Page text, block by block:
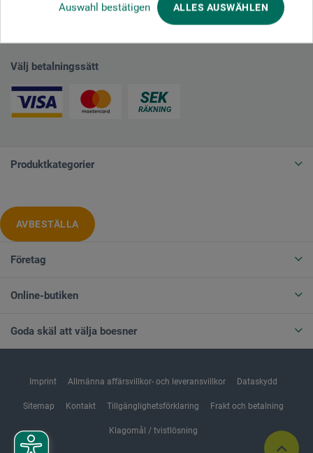
Auswahl bestätigen ALLES AUSWÄHLEN
Välj betalningssätt
Produktkategorier
AVBESTÄLLA
Företag
Online-butiken
Goda skäl att välja boesner
Imprint Allmänna affärsvillkor- och leveransvillkor Dataskydd
Sitemap Kontakt Tillgänglighetsförklaring Frakt och betalning
Klagomål / tvistlösning